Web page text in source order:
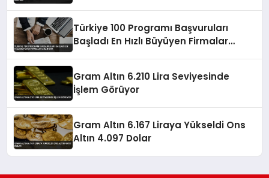
Türkiye 100 Programı Başvuruları
Başladı En Hızlı Büyüyen Firmalar
Gram Altın 6.210 Lira Seviyesinde
İşlem Görüyor
Gram Altın 6.167 Liraya Yükseldi Ons
Altın 4.097 Dolar